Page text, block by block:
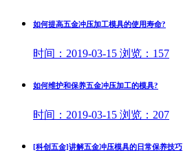
如何提高五金冲压加工模具的使用寿命?
时间： 2019-03-15 浏览： 157
如何维护和保养五金冲压加工的模具?
时间： 2019-03-15 浏览： 207
[科创五金]讲解五金冲压模具的日常保养技巧